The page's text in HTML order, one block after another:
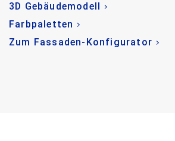
3D Gebäudemodell
Farbpaletten
Zum Fassaden-Konfigurator